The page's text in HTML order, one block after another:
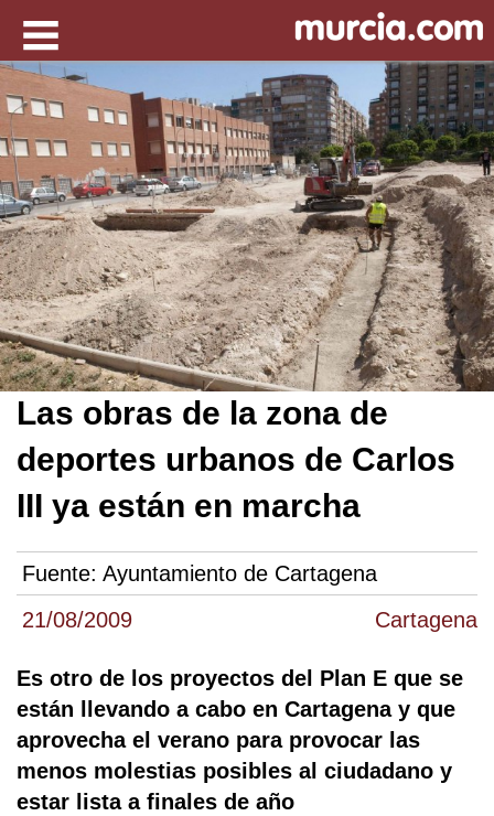
21/08/2009 Cartagena
Las obras de la zona de
deportes urbanos de Carlos
III ya están en marcha
Fuente: Ayuntamiento de Cartagena
Es otro de los proyectos del Plan E que se
están llevando a cabo en Cartagena y que
aprovecha el verano para provocar las
menos molestias posibles al ciudadano y
estar lista a finales de año